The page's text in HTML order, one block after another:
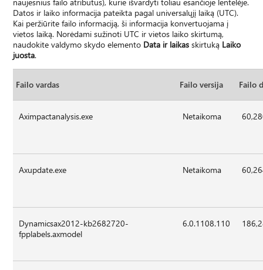
naujesnius failo atributus), kurie išvardyti toliau esančioje lentelėje.
Datos ir laiko informacija pateikta pagal universalųjį laiką (UTC).
Kai peržiūrite failo informaciją, ši informacija konvertuojama į
vietos laiką. Norėdami sužinoti UTC ir vietos laiko skirtumą,
naudokite valdymo skydo elemento Data ir laikas skirtuką Laiko
juosta.
Failo vardas Failo versija Failo
Aximpactanalysis.exe Netaikoma
Axupdate.exe Netaikoma
Dynamicsax2012-kb2682720-
fpplabels.axmodel
6.0.1108.110